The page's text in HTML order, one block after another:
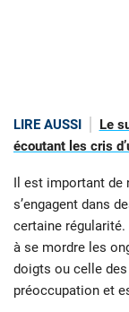
LIRE AUSSI
Le
écoutant les cris
Il est important de
s’engagent dans
certaine
à se mordre les
doigts ou celle des
préoccupation et